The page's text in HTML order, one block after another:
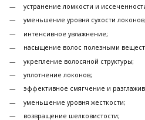
устранение ломкости и
уменьшение уровня сухости локонов;
интенсивное увлажнение;
насыщение волос полезными
укрепление волосяной структуры;
уплотнение локонов;
эффективное смягчение и
уменьшение уровня жесткости;
возвращение шелковистости;